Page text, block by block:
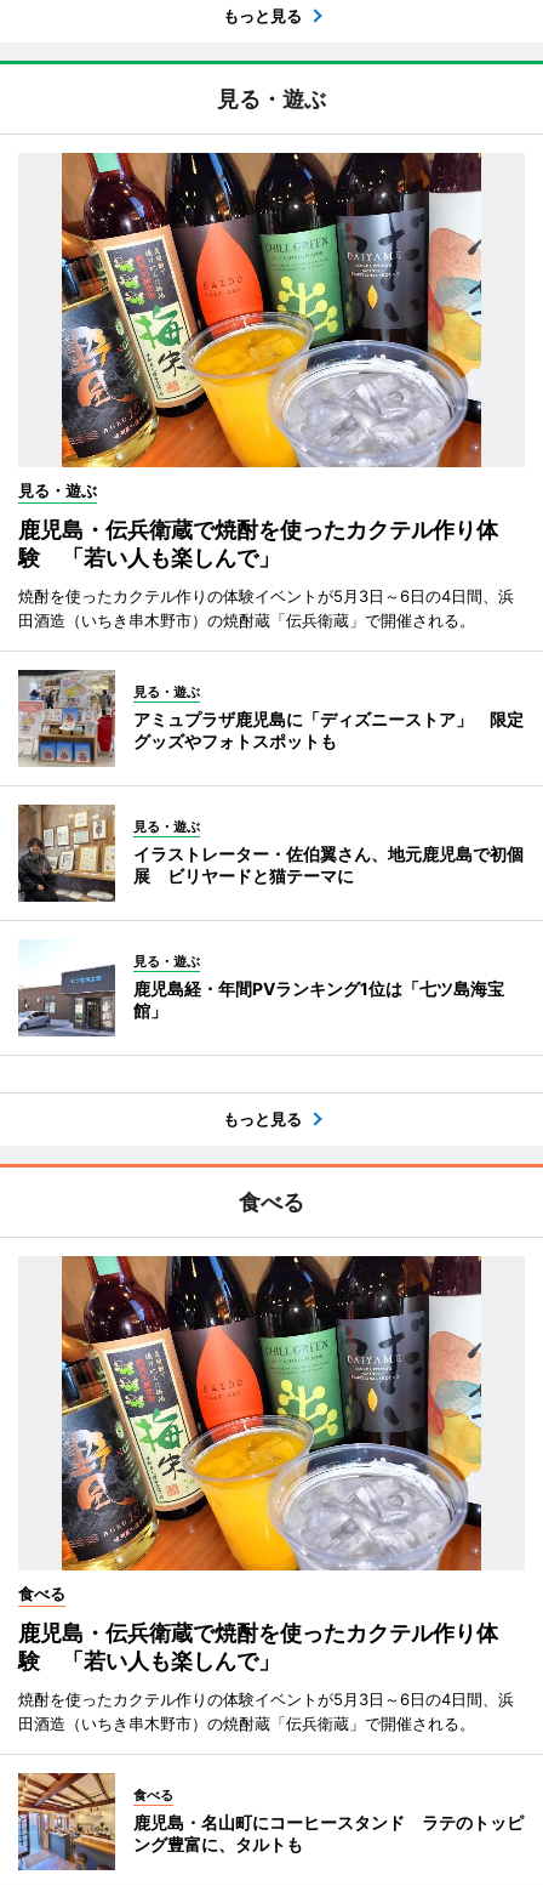
もっと見る
見る・遊ぶ
見る・遊ぶ
鹿児島・伝兵衛蔵で焼酎を使ったカクテル作り体
験 「若い人も楽しんで」
焼酎を使ったカクテル作りの体験イベントが5月3日～6日の4日間、浜
田酒造（いちき串木野市）の焼酎蔵「伝兵衛蔵」で開催される。
見る・遊ぶ
アミュプラザ鹿児島に「ディズニーストア」 限定
グッズやフォトスポットも
見る・遊ぶ
イラストレーター・佐伯翼さん、地元鹿児島で初個
展 ビリヤードと猫テーマに
見る・遊ぶ
鹿児島経・年間PVランキング1位は「七ツ島海宝
館」
もっと見る
食べる
食べる
鹿児島・伝兵衛蔵で焼酎を使ったカクテル作り体
験 「若い人も楽しんで」
焼酎を使ったカクテル作りの体験イベントが5月3日～6日の4日間、浜
田酒造（いちき串木野市）の焼酎蔵「伝兵衛蔵」で開催される。
食べる
鹿児島・名山町にコーヒースタンド ラテのトッピ
ング豊富に、タルトも